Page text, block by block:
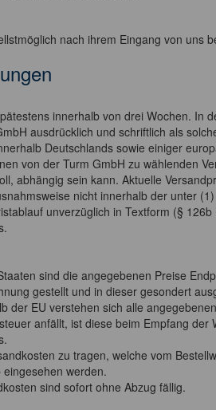
nach ihrem Eingang von uns
innerhalb von drei Wochen. In
ausdrücklich und schriftlich als
Deutschlands sowie einiger
von der Turm GmbH zu wählenden
abhängig sein kann. Aktuelle
nicht innerhalb der unter
unverzüglich in Textform (§
sind die angegebenen Preise
gestellt und in dieser gesondert
der EU verstehen sich alle
anfällt, ist diese beim Empfang
zu tragen, welche vom
werden.
sind sofort ohne Abzug fällig.